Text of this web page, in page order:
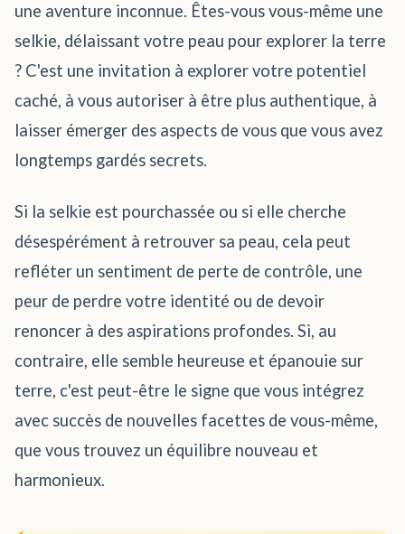
une aventure inconnue. Êtes-vous vous-même une
selkie, délaissant votre peau pour explorer la terre
? C'est une invitation à explorer votre potentiel
caché, à vous autoriser à être plus authentique, à
laisser émerger des aspects de vous que vous avez
longtemps gardés secrets.
Si la selkie est pourchassée ou si elle cherche
désespérément à retrouver sa peau, cela peut
refléter un sentiment de perte de contrôle, une
peur de perdre votre identité ou de devoir
renoncer à des aspirations profondes. Si, au
contraire, elle semble heureuse et épanouie sur
terre, c'est peut-être le signe que vous intégrez
avec succès de nouvelles facettes de vous-même,
que vous trouvez un équilibre nouveau et
harmonieux.